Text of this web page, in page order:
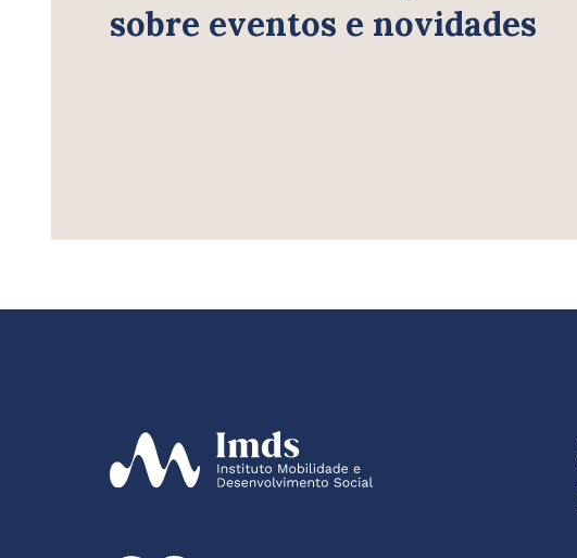
sobre eventos e novidades